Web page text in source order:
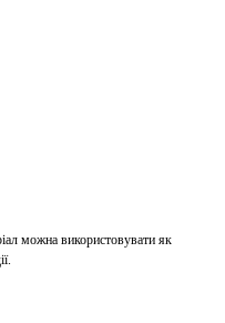
можна використовувати як